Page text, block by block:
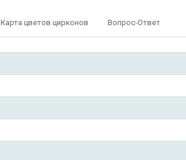
Карта цветов цирконов Вопрос-Ответ